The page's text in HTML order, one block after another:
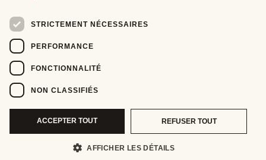
STRICTEMENT NÉCESSAIRES
PERFORMANCE
FONCTIONNALITÉ
NON CLASSIFIÉS
ACCEPTER TOUT REFUSER TOUT
AFFICHER LES DÉTAILS